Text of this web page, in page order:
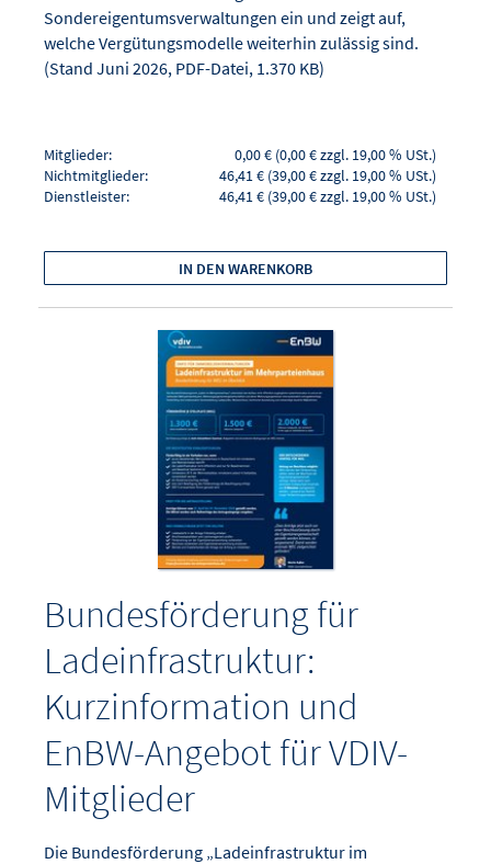
Sondereigentumsverwaltungen ein und zeigt auf,
welche Vergütungsmodelle weiterhin zulässig sind.
(Stand Juni 2026, PDF-Datei, 1.370 KB)
Mitglieder:
0,00 € (0,00 € zzgl. 19,00 % USt.)
Nichtmitglieder:
46,41 € (39,00 € zzgl. 19,00 % USt.)
Dienstleister:
46,41 € (39,00 € zzgl. 19,00 % USt.)
IN DEN WARENKORB
Bundesförderung für
Ladeinfrastruktur:
Kurzinformation und
EnBW-Angebot für VDIV-
Mitglieder
Die Bundesförderung „Ladeinfrastruktur im